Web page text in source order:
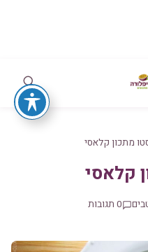
מתכון קלאסי
קלאסי
0 תגובות